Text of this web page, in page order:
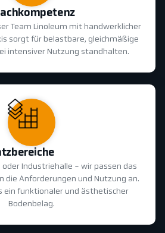
Team Linoleum mit handwerklicher
sorgt für belastbare, gleichmäßige
intensiver Nutzung standhalten.
oder Industriehalle - wir passen das
die Anforderungen und Nutzung an.
ein funktionaler und ästhetischer
Bodenbelag.